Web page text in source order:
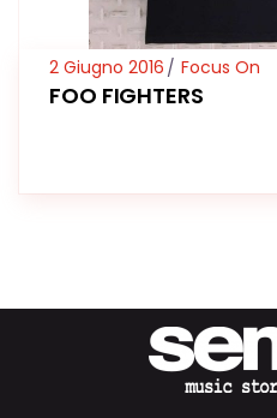
2 Giugno 2016 Focus On
FOO FIGHTERS